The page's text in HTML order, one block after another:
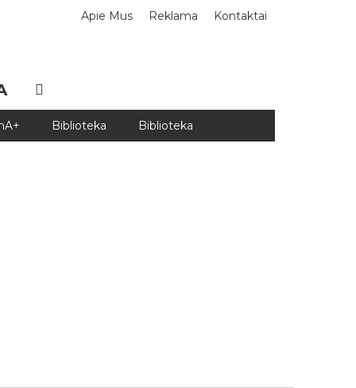
Apie Mus Reklama Kontaktai
Biblioteka Biblioteka